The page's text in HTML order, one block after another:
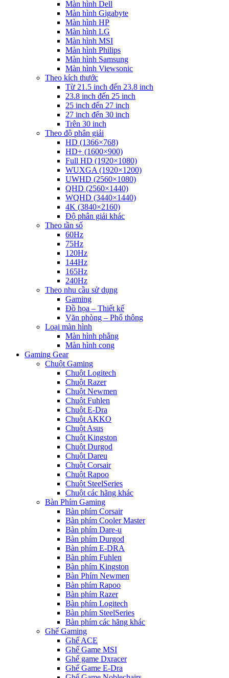
Màn hình Dell
Màn hình Gigabyte
Màn hình HP
Màn hình LG
Màn hình MSI
Màn hình Philips
Màn hình Samsung
Màn hình Viewsonic
Theo kích thước
Từ 21.5 inch đến 23.8 inch
23.8 inch đến 25 inch
25 inch đến 27 inch
27 inch đến 30 inch
Trên 30 inch
Theo độ phân giải
HD (1366×768)
HD+ (1600×900)
Full HD (1920×1080)
WUXGA (1920×1200)
UWHD (2560×1080)
QHD (2560×1440)
WQHD (3440×1440)
4K (3840×2160)
Độ phân giải khác
Theo tần số
60Hz
75Hz
120Hz
144Hz
165Hz
240Hz
Theo nhu cầu sử dụng
Gaming
Đồ họa – Thiết kế
Văn phòng – Phổ thông
Loại màn hình
Màn hình phẳng
Màn hình cong
Gaming Gear
Chuột Gaming
Chuột Logitech
Chuột Razer
Chuột Newmen
Chuột Fuhlen
Chuột E-Dra
Chuột AKKO
Chuột Asus
Chuột Kingston
Chuột Durgod
Chuột Dareu
Chuột Corsair
Chuột Rapoo
Chuột SteelSeries
Chuột các hãng khác
Bàn Phím Gaming
Bàn phím Corsair
Bàn phím Cooler Master
Bàn phím Dare-u
Bàn phím Durgod
Bàn phím E-DRA
Bàn phím Fuhlen
Bàn phím Kingston
Bàn Phím Newmen
Bàn phím Rapoo
Bàn phím Razer
Bàn phím Logitech
Bàn phím SteelSeries
Bàn phím các hãng khác
Ghế Gaming
Ghế ACE
Ghế Game MSI
Ghế game Dxracer
Ghế Game E-Dra